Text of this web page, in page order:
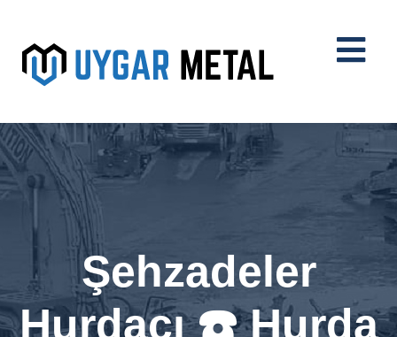
Şehzadeler
Hurdacı ☎️ Hurda